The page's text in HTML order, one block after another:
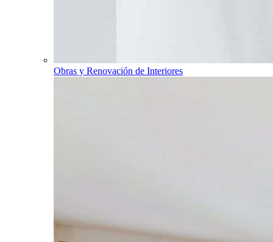
Obras y Renovación de Interiores